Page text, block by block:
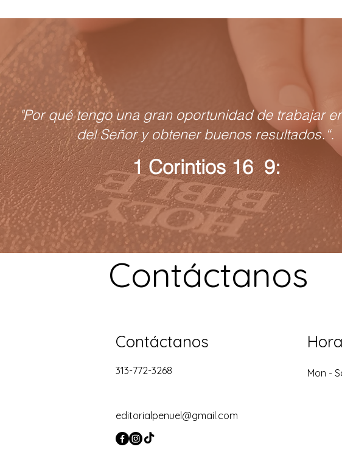
1 Corintios 16 9:
"Por qué tengo una gran oportunidad de trabajar
del Señor y obtener buenos resultados.“.
Contáctanos
Contáctanos
313-772-3268 Mon -
editorialpenuel@gmail.com